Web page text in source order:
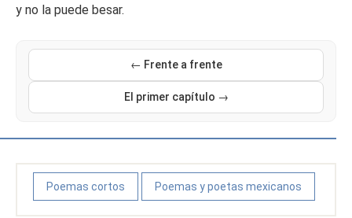
y no la puede besar.
← Frente a frente
El primer capítulo →
Poemas cortos Poemas y poetas mexicanos